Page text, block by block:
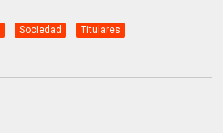
Sociedad Titulares